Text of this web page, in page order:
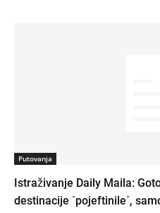
Putovanja
Istraživanje Daily Maila:
destinacije ´pojeftinile´,